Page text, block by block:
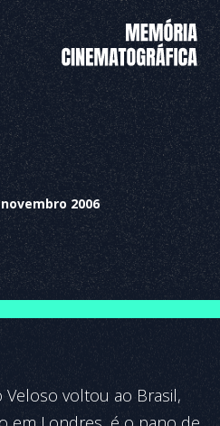
novembro 2006
voltou ao Brasil,